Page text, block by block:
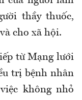
thầy thuốc,
cho xã hội.
từ Mạng lưới
trị bệnh nhân
không nhỏ